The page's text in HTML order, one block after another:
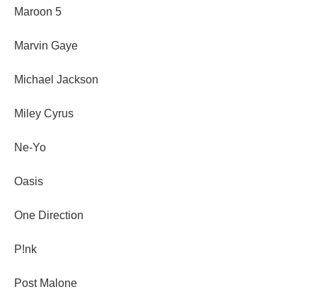
Maroon 5
Marvin Gaye
Michael Jackson
Miley Cyrus
Ne-Yo
Oasis
One Direction
P!nk
Post Malone